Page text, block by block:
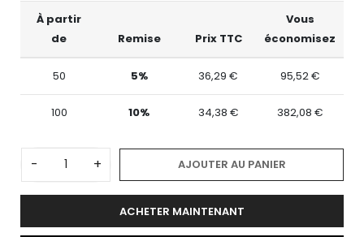
À partir
de
Remise Prix TTC
Vous
économisez
50 5% 36,29 € 95,52 €
100 10% 34,38 € 382,08 €
- + AJOUTER AU PANIER
ACHETER MAINTENANT